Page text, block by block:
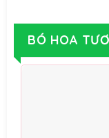
BÓ HOA